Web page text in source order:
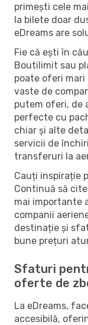
primești cele
la bilete doar
eDreams are
Fie că ești în
Boutilimit sau
poate oferi
vaste de
putem oferi, de
perfecte cu
chiar și alte
servicii de
transferuri la
Cauți inspirație
Continuă să
mai importante
companii
destinație și
bune prețuri
Sfaturi
oferte de
La eDreams,
accesibilă,